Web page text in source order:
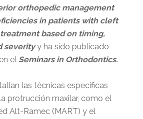
orthopedic management
in patients with cleft
based on timing,
severityy ha sido publicado
el Seminars in Orthodontics.
las técnicas específicas
protrucción maxilar, como el
Alt-Ramec (MART) y el